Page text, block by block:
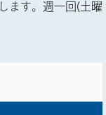
ます。週一回(土曜